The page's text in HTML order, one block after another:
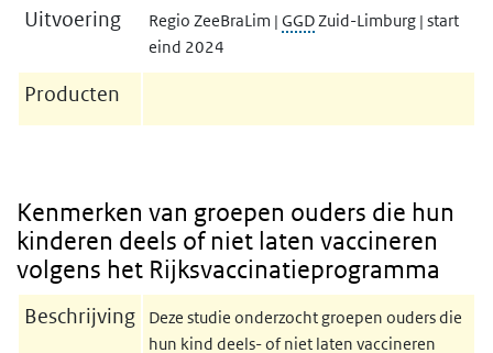
Uitvoering Regio ZeeBraLim | GGDZuid-Limburg | start
eind 2024
Producten
Kenmerken van groepen ouders die hun
kinderen deels of niet laten vaccineren
volgens het Rijksvaccinatieprogramma
Beschrijving
Deze studie onderzocht groepen ouders die
hun kind deels- of niet laten vaccineren